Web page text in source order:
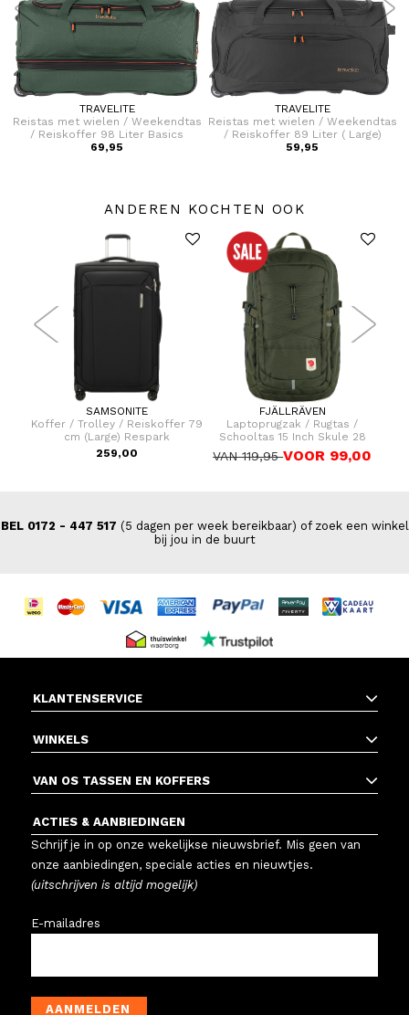
TRAVELITE
Reistas met wielen / Weekendtas
/ Reiskoffer 98 Liter Basics
69,95
TRAVELITE
Reistas met wielen / Weekendtas
/ Reiskoffer 89 Liter ( Large)
Basics
59,95
ANDEREN KOCHTEN OOK
SAMSONITE
Koffer / Trolley / Reiskoffer 79
cm (Large) Respark
259,00
FJÄLLRÄVEN
Laptoprugzak / Rugtas /
Schooltas 15 Inch Skule 28
VAN 119,95VOOR 99,00
BEL 0172 - 447 517 (5 dagen per week bereikbaar) of zoek een winkel
bij jou in de buurt
KLANTENSERVICE
WINKELS
VAN OS TASSEN EN KOFFERS
ACTIES & AANBIEDINGEN
Schrijf je in op onze wekelijkse nieuwsbrief. Mis geen van
onze aanbiedingen, speciale acties en nieuwtjes.
(uitschrijven is altijd mogelijk)
E-mailadres
AANMELDEN